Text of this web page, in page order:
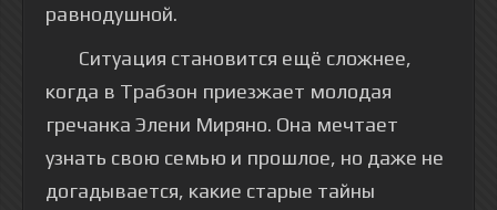
равнодушной.
Ситуация становится ещё сложнее,
когда в Трабзон приезжает молодая
гречанка Элени Миряно. Она мечтает
узнать свою семью и прошлое, но даже не
догадывается, какие старые тайны